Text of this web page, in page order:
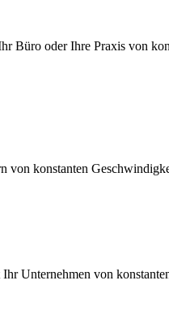
Büro oder Ihre Praxis von
von konstanten
Unternehmen von